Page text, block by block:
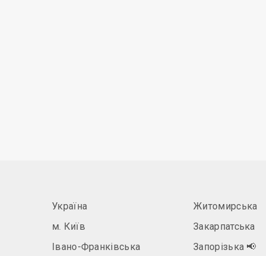
Україна
м. Київ
Івано-Франківська
Житомирська
Закарпатська
Запорізька 📢